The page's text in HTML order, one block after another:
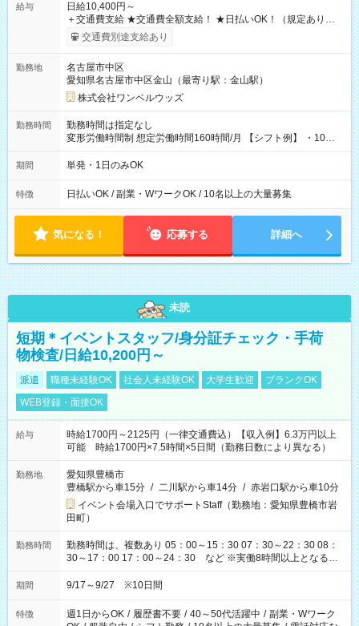
給与
日給10,400円～
＋交通費支給 ★交通費全額支給！ ★日払いOK！（規定あり） ┗
働いたその日に現金GET♪ お仕事後はコンビニATMから 日払
交通費別途支給あり
勤務地
名古屋市中区
愛知県名古屋市中区金山（最寄り駅：金山駅）
株式会社ワンベルウッズ
勤務時間
勤務時間は指定なし
変形労働時間制 想定労働時間160時間/月 【シフト例】 ・10：
00～20：00
期間 単発・1日のみOK
特徴 日払いOK / 副業・WワークOK / 10名以上の大量募集
気になる！ 応募する 詳細へ
未読
短期＊イベントスタッフ/身分証チェック・手荷
物検査/日給10,200円～
派遣 職種未経験OK 社会人未経験OK 大学生歓迎
ブランクOK
WEB登録・面接OK
給与
時給1700円～2125円（一律交通費込）【収入例】6.3万円以上
可能 時給1700円×7.5時間×5日間（勤務日数により異なる）
勤務地
愛知県豊橋市
豊橋駅から車15分 / 二川駅から車14分 / 赤岩口駅から車10分
イベント会場入口でサポートStaff（勤務地：愛知県豊橋市岩
田町）
勤務時間
勤務時間は、複数あり 05：00～15：30 07：30～22：30 08：
30～17：00 17：00～24：30 など ※実働8時間以上となる勤
務もあります。 【休憩】60分+他休憩あり 交替で取得します。
安全面に配慮しこまめな休憩があります。
期間 9/17～9/27 ※10日間
特徴 週1日からOK / 履歴書不要 / 40～50代活躍中 / 副業・Wワーク